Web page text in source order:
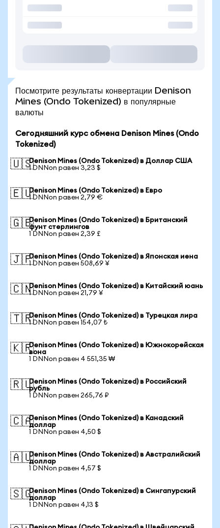
Посмотрите результаты конвертации Denison
Mines (Ondo Tokenized) в популярные
валюты
Сегодняшний курс обмена Denison Mines (Ondo
Tokenized)
🇺🇸Denison Mines (Ondo Tokenized) в Доллар США
1 DNNon равен 3,23 $
🇪🇺Denison Mines (Ondo Tokenized) в Евро
1 DNNon равен 2,79 €
🇬🇧Denison Mines (Ondo Tokenized) в Британский
фунт стерлингов
1 DNNon равен 2,39 £
🇯🇵Denison Mines (Ondo Tokenized) в Японская иена
1 DNNon равен 508,69 ¥
🇨🇳Denison Mines (Ondo Tokenized) в Китайский юань
1 DNNon равен 21,79 ¥
🇹🇷Denison Mines (Ondo Tokenized) в Турецкая лира
1 DNNon равен 154,07 ₺
🇰🇷Denison Mines (Ondo Tokenized) в Южнокорейская
вона
1 DNNon равен 4 551,35 ₩
🇷🇺Denison Mines (Ondo Tokenized) в Российский
рубль
1 DNNon равен 265,76 ₽
🇨🇦Denison Mines (Ondo Tokenized) в Канадский
доллар
1 DNNon равен 4,50 $
🇦🇺Denison Mines (Ondo Tokenized) в Австралийский
доллар
1 DNNon равен 4,57 $
🇸🇬Denison Mines (Ondo Tokenized) в Сингапурский
доллар
1 DNNon равен 4,13 $